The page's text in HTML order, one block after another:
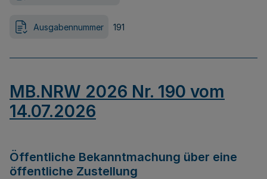
Ausgabennummer 191
MB.NRW 2026 Nr. 190 vom
14.07.2026
Öffentliche Bekanntmachung über eine
öffentliche Zustellung